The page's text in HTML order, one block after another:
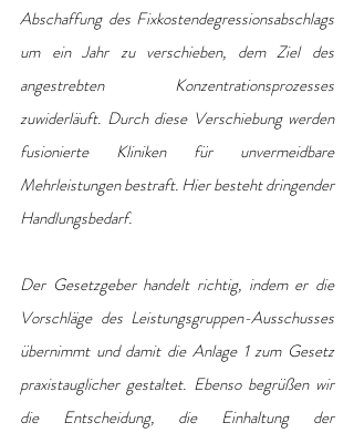
Abschaffung des Fixkostendegressionsabschlags
um ein Jahr zu verschieben, dem Ziel des
angestrebten Konzentrationsprozesses
zuwiderläuft. Durch diese Verschiebung werden
fusionierte Kliniken für unvermeidbare
Mehrleistungen bestraft. Hier besteht dringender
Handlungsbedarf.
Der Gesetzgeber handelt richtig, indem er die
Vorschläge des Leistungsgruppen-Ausschusses
übernimmt und damit die Anlage 1 zum Gesetz
praxistauglicher gestaltet. Ebenso begrüßen wir
die Entscheidung, die Einhaltung der